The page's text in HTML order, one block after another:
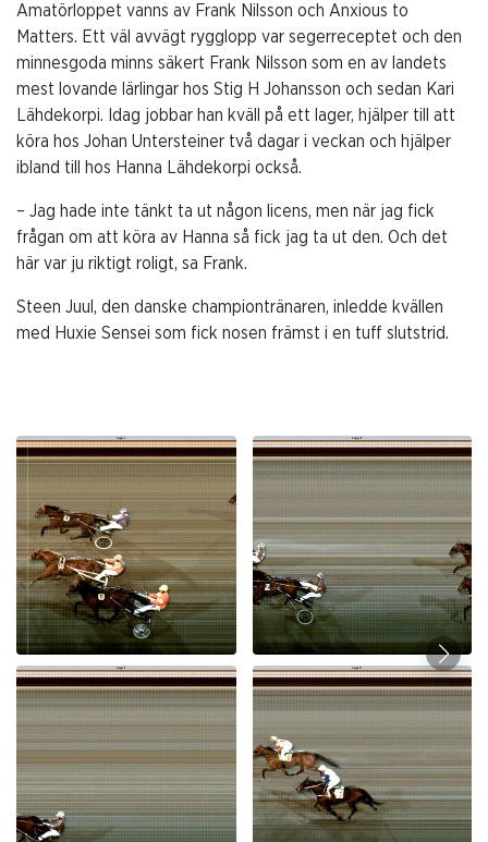
Amatörloppet vanns av Frank Nilsson och Anxious to
Matters. Ett väl avvägt rygglopp var segerreceptet och den
minnesgoda minns säkert Frank Nilsson som en av landets
mest lovande lärlingar hos Stig H Johansson och sedan Kari
Lähdekorpi. Idag jobbar han kväll på ett lager, hjälper till att
köra hos Johan Untersteiner två dagar i veckan och hjälper
ibland till hos Hanna Lähdekorpi också.
– Jag hade inte tänkt ta ut någon licens, men när jag fick
frågan om att köra av Hanna så fick jag ta ut den. Och det
här var ju riktigt roligt, sa Frank.
Steen Juul, den danske championtränaren, inledde kvällen
med Huxie Sensei som fick nosen främst i en tuff slutstrid.